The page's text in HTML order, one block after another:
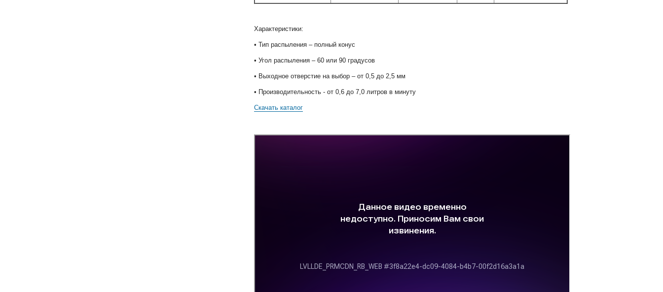
Характеристики:
• Тип распыления – полный конус
• Угол распыления – 60 или 90 градусов
• Выходное отверстие на выбор – от 0,5 до 2,5 мм
• Производительность - от 0,6 до 7,0 литров в минуту
Скачать каталог